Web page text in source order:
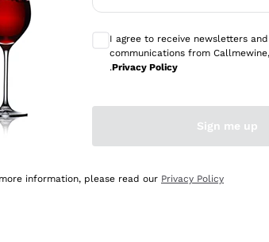
professionalità
I agree to receive newsletters
communications from
.Privacy Policy
Sign me up
information, please read our Privacy Policy